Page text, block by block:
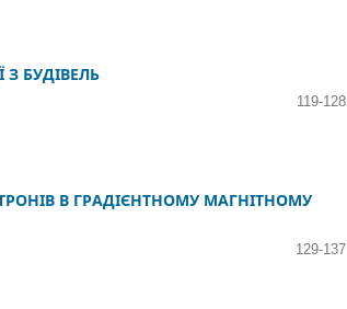
БУДІВЕЛЬ
119-128
В ГРАДІЄНТНОМУ МАГНІТНОМУ
129-137